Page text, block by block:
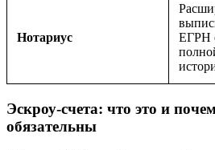
Нотариус
ЕГРН
Эскроу-счета: что это и
обязательны